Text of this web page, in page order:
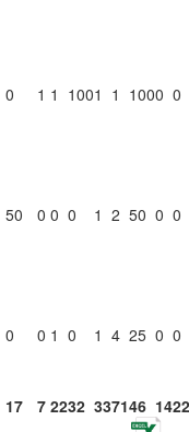
0 1 1 1001 1 1000 0
50 0 0 0 1 2 50 0 0
0 0 1 0 1 4 25 0 0
17 7 2232 337146 1422